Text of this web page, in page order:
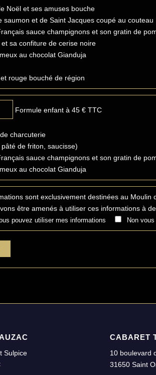
Noël et ses amuses bouche
saumon et de Saint Jacques coupé au couteau
sauce champignons et son gratin de
et sa confiture de cerise noire
au chocolat Gianduja
rouge bouché de région
Formule enfant à 45 € TTC
charcuterie
de friton, saucisse)
sauce champignons et son gratin de
au chocolat Gianduja
sont exclusivement destinées au Moulin
être amenés à utiliser ces informations à
pouvez utiliser mes informations Non
Sulpice
CABARET
10 boulevard
31650 Saint